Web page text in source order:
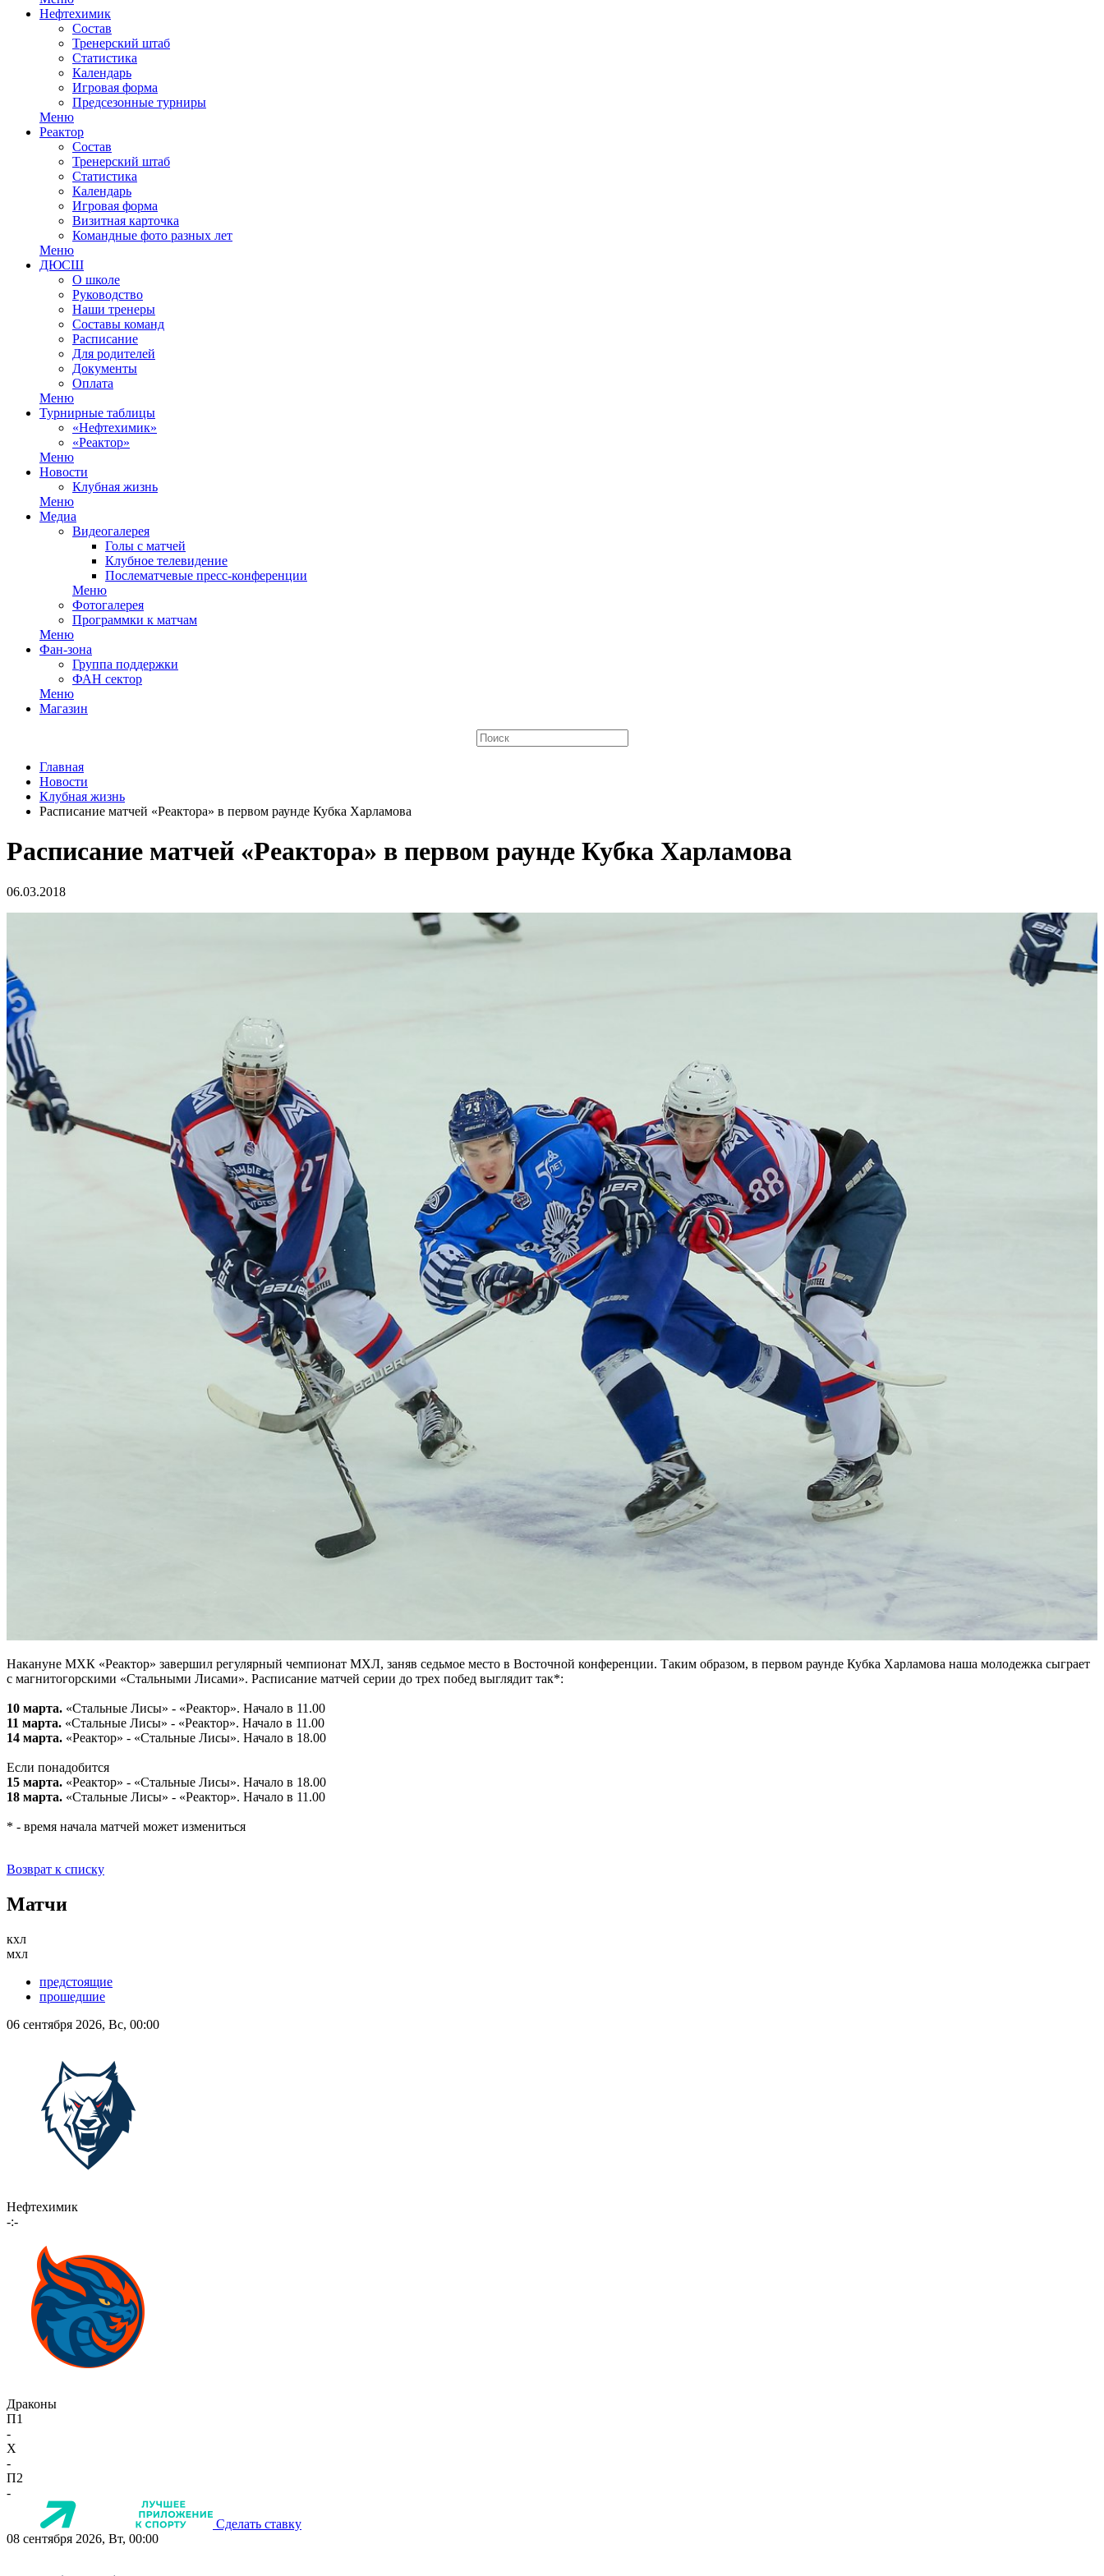
Нефтехимик
Состав
Тренерский штаб
Статистика
Календарь
Игровая форма
Предсезонные турниры
Меню
Реактор
Состав
Тренерский штаб
Статистика
Календарь
Игровая форма
Визитная карточка
Командные фото разных лет
Меню
ДЮСШ
О школе
Руководство
Наши тренеры
Составы команд
Расписание
Для родителей
Документы
Оплата
Меню
Турнирные таблицы
«Нефтехимик»
«Реактор»
Меню
Новости
Клубная жизнь
Меню
Медиа
Видеогалерея
Голы с матчей
Клубное телевидение
Послематчевые пресс-конференции
Меню
Фотогалерея
Программки к матчам
Меню
Фан-зона
Группа поддержки
ФАН сектор
Меню
Магазин
Главная
Новости
Клубная жизнь
Расписание матчей «Реактора» в первом раунде Кубка Харламова
Расписание матчей «Реактора» в первом раунде Кубка Харламова
06.03.2018
Накануне МХК «Реактор» завершил регулярный чемпионат МХЛ, заняв седьмое место в Восточной конференции. Таким образом, в первом раунде Кубка Харламова наша молодежка сыграет
с магнитогорскими «Стальными Лисами». Расписание матчей серии до трех побед выглядит так*:
10 марта. «Стальные Лисы» - «Реактор». Начало в 11.00
11 марта. «Стальные Лисы» - «Реактор». Начало в 11.00
14 марта. «Реактор» - «Стальные Лисы». Начало в 18.00
Если понадобится
15 марта. «Реактор» - «Стальные Лисы». Начало в 18.00
18 марта. «Стальные Лисы» - «Реактор». Начало в 11.00
* - время начала матчей может измениться
Возврат к списку
Матчи
кхл
мхл
предстоящие
прошедшие
06 сентября 2026, Вс, 00:00
Нефтехимик
-:-
Драконы
П1
-
X
-
П2
-
Сделать ставку
08 сентября 2026, Вт, 00:00